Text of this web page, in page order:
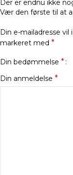
Der er endnu ikke
Vær den første til at
Din e-mailadresse vil
markeret med *
Din bedømmelse *
Din anmeldelse *